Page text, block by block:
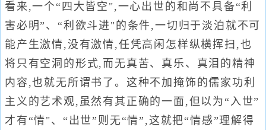
看来,一个“四大皆空",一心出世的和尚不具备“利
害必明”、“利欲斗进"的条件,一切归于淡泊就不可
能产生激情,没有激情,任凭高闲怎样纵横挥扫,也
将只有空洞的形式,而无真苦、真乐、真泪的精神
内容,也就无所谓书了。这种不加掩饰的儒家功利
主义的艺术观,虽然有其正确的一面,但以为“入世”
才有“情"、“出世”则无“情”,这就把“情感”理解得